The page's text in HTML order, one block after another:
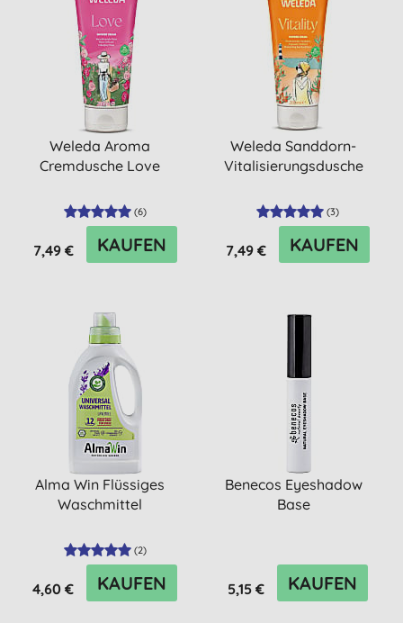
Weleda Aroma
Cremdusche Love
(6)
7,49 € KAUFEN
Weleda Sanddorn-
Vitalisierungsdusche
(3)
7,49 € KAUFEN
Alma Win Flüssiges
Waschmittel
(2)
4,60 € KAUFEN
Benecos Eyeshadow
Base
5,15 € KAUFEN